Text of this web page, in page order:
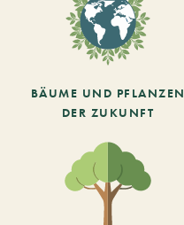
BÄUME UND PFLANZEN
DER ZUKUNFT